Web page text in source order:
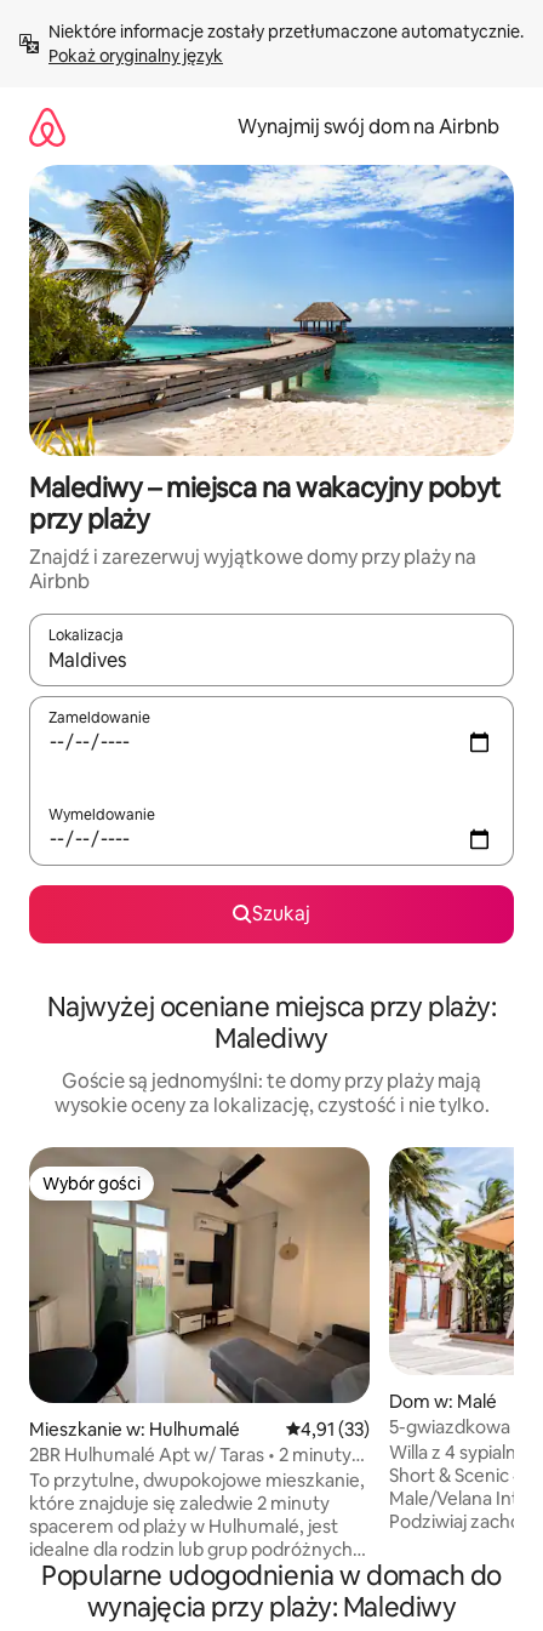
treści Pokaż oryginalny język
Wynajmij swój dom na Airbnb
Malediwy – miejsca na wakacyjny pobyt
przy plaży
Znajdź i zarezerwuj wyjątkowe domy przy plaży na
Airbnb
Lokalizacja
Gdy wyniki będą dostępne, możesz poruszać się po nich za
Zameldowanie
Wymeldowanie
Szukaj
Najwyżej oceniane miejsca przy plaży:
Malediwy
Goście są jednomyślni: te domy przy plaży mają
wysokie oceny za lokalizację, czystość i nie tylko.
Wybór gości
Wybór gości
Mieszkanie w: Hulhumalé Średnia ocena: 4,91 na 5,
4,91 (33)
2BR Hulhumalé Apt w/ Taras • 2 minuty
spacerem do plaży
To przytulne, dwupokojowe mieszkanie,
które znajduje się zaledwie 2 minuty
spacerem od plaży w Hulhumalé, jest
idealne dla rodzin lub grup podróżnych
liczących do 5 osób. Obie sypialnie mają
własne łazienki, a poza tym jest też salon
i mała kuchnia. Korzystaj z prywatnego
Dom w: Malé
5-gwiazdkowa
łodzią motorową
Willa z 4 sypialniami
Short & Scenic
Male/Velana
Podziwiaj zachód
i restauracji ✨ Bar na łodzi w pobliżu ✨
Najlepsze do:
żółwiami,
Popularne udogodnienia w domach do
wynajęcia przy plaży: Malediwy